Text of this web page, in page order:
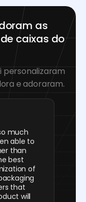
as
caixas do
personalizaram
e adoraram.
much
able to
than
best
of
that
will